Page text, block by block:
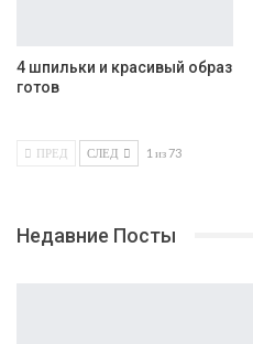
4 шпильки и красивый образ
готов
ПРЕД СЛЕД 1 из 73
Недавние Посты